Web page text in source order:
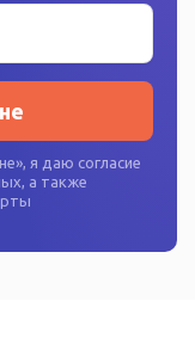
», я даю согласие
, а также